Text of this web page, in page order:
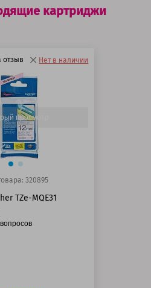
картриджи
отзыв Нет в наличии
просмотр
320895
TZe-MQE31
вопросов